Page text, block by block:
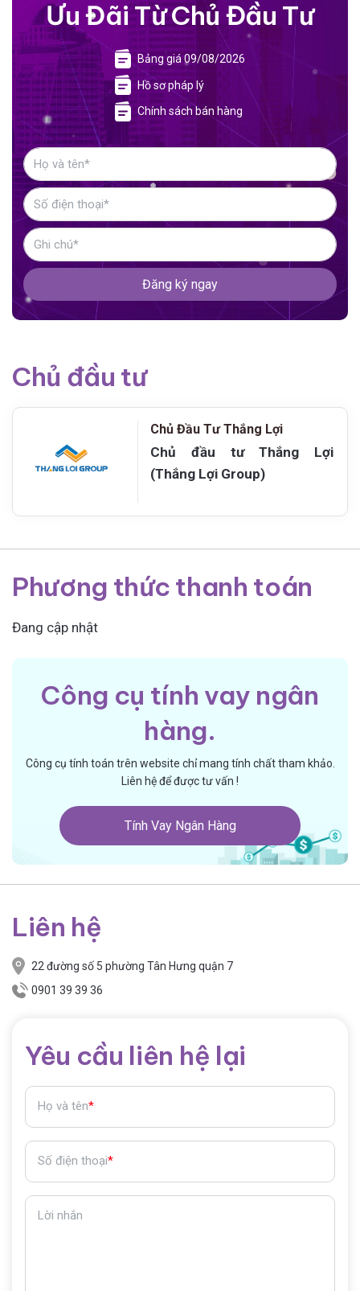
Ưu Đãi Từ Chủ Đầu Tư
Bảng giá 09/08/2026
Hồ sơ pháp lý
Chính sách bán hàng
Đăng ký ngay
Chủ đầu tư
Chủ Đầu Tư Thắng Lợi
Chủ đầu tư Thắng Lợi
(Thắng Lợi Group)
Phương thức thanh toán
Đang cập nhật
Công cụ tính vay ngân
hàng.
Công cụ tính toán trên website chỉ mang tính chất tham khảo.
Liên hệ để được tư vấn !
Tính Vay Ngân Hàng
Liên hệ
22 đường số 5 phường Tân Hưng quận 7
0901 39 39 36
Yêu cầu liên hệ lại
Họ và tên*
Số điện thoại*
Lời nhắn